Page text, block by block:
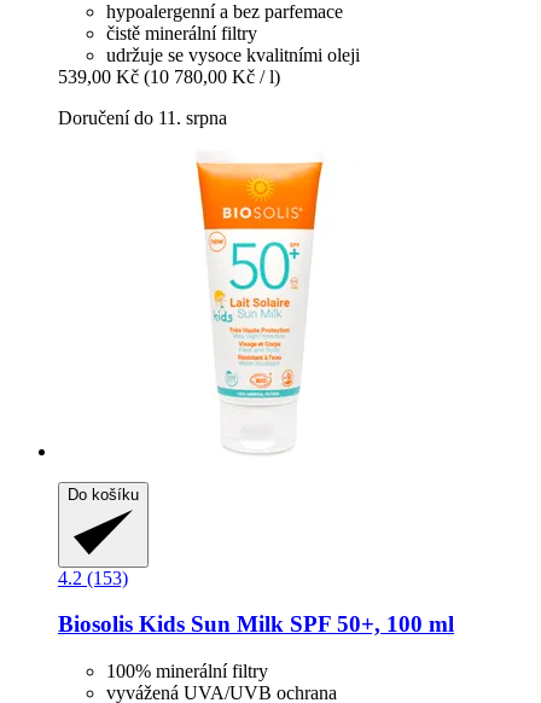
hypoalergenní a bez parfemace
čistě minerální filtry
udržuje se vysoce kvalitními oleji
539,00 Kč (10 780,00 Kč / l)
Doručení do 11. srpna
Do košíku
4.2 (153)
Biosolis Kids Sun Milk SPF 50+, 100 ml
100% minerální filtry
vyvážená UVA/UVB ochrana